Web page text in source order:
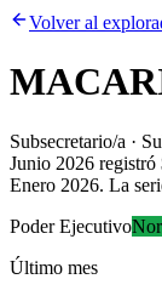
Volver al
Subsecretario/a ·
Junio 2026
Enero 2026. La
Poder Ejecutivo
Último mes